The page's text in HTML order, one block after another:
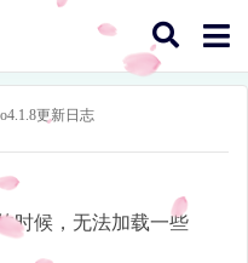
更新日志
时候，无法加载一些